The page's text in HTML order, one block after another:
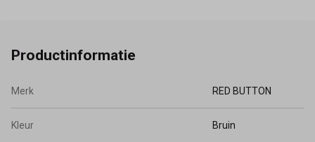
Productinformatie
Merk RED BUTTON
Kleur Bruin